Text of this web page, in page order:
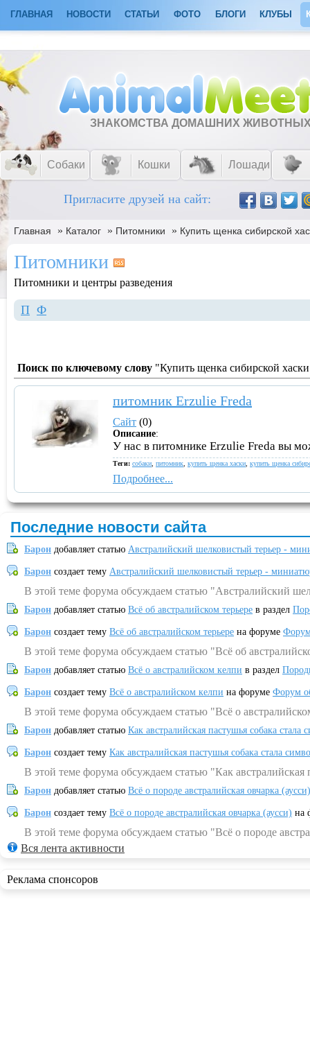
ГЛАВНАЯ НОВОСТИ СТАТЬИ ФОТО БЛОГИ КЛУБЫ
ЗНАКОМСТВА ДОМАШНИХ
Собаки Кошки Лошади
Пригласите друзей на сайт:
Главная » Каталог » Питомники » Купить щенка сибирской
Питомники
Питомники и центры разведения
П Ф
Поиск по ключевому слову "Купить щенка сибирской
питомник Erzulie Freda
Сайт (0)
Описание:
У нас в питомнике Erzulie Freda вы
Теги: собаки питомник купить щенка хаски купить щенка
Подробнее...
Последние новости сайта
Барон добавляет статью Австралийский шелковистый терьер -
Барон создает тему Австралийский шелковистый терьер -
В этой теме форума обсуждаем статью "Австралийский
Барон добавляет статью Всё об австралийском терьере в раздел
Барон создает тему Всё об австралийском терьере на форуме
В этой теме форума обсуждаем статью "Всё об
Барон добавляет статью Всё о австралийском келпи в раздел
Барон создает тему Всё о австралийском келпи на форуме Форум
В этой теме форума обсуждаем статью "Всё о
Барон добавляет статью Как австралийская пастушья собака
Барон создает тему Как австралийская пастушья собака стала
В этой теме форума обсуждаем статью "Как
Барон добавляет статью Всё о породе австралийская овчарка (аусси)
Барон создает тему Всё о породе австралийская овчарка (аусси) на
В этой теме форума обсуждаем статью "Всё о породе
Вся лента активности
Реклама спонсоров